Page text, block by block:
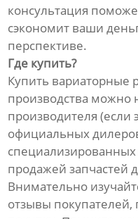
консультация
сэкономит ваши
перспективе.
Где купить?
Купить вариаторные
производства можно
производителя (если
официальных
продажей запчастей
Внимательно
отзывы